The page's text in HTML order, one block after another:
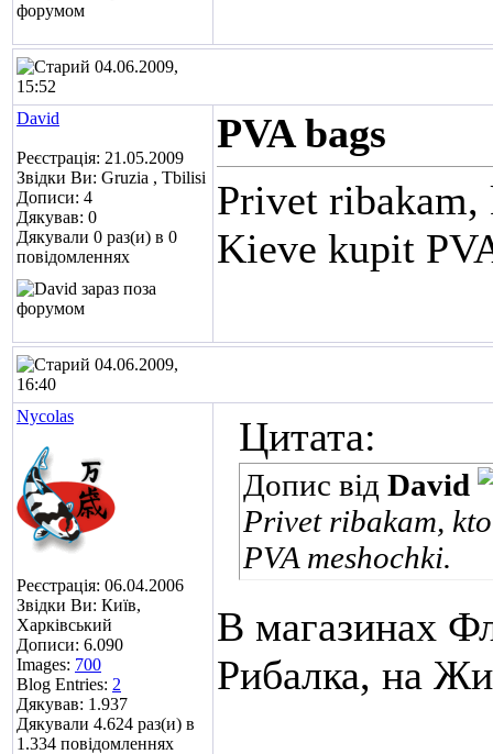
04.06.2009,
15:52
David
Реєстрація: 21.05.2009
Звідки Ви: Gruzia , Tbilisi
Дописи: 4
Дякував: 0
Дякували 0 раз(и) в 0
повідомленнях
PVA bags
Privet ribakam,
Kieve kupit
04.06.2009,
16:40
Nycolas
Реєстрація: 06.04.2006
Звідки Ви: Київ,
Харківський
Дописи: 6.090
Images: 700
Blog Entries: 2
Дякував: 1.937
Дякували 4.624 раз(и) в
1.334 повідомленнях
Цитата:
Допис від David
Privet ribakam,
PVA meshochki.
В магазинах
Рибалка, на